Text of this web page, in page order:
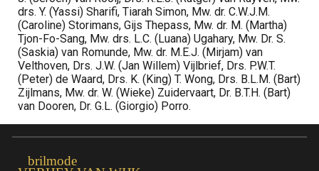
drs. Y. (Yassi) Sharifi, Tiarah Simon, Mw. dr. C.W.J.M.
(Caroline) Storimans, Gijs Thepass, Mw. dr. M. (Martha)
Tjon-Fo-Sang, Mw. drs. L.C. (Luana) Ugahary, Mw. Dr. S.
(Saskia) van Romunde, Mw. dr. M.E.J. (Mirjam) van
Velthoven, Drs. J.W. (Jan Willem) Vijlbrief, Drs. P.W.T.
(Peter) de Waard, Drs. K. (King) T. Wong, Drs. B.L.M. (Bart)
Zijlmans, Mw. dr. W. (Wieke) Zuidervaart, Dr. B.T.H. (Bart)
van Dooren, Dr. G.L. (Giorgio) Porro.
brilmode